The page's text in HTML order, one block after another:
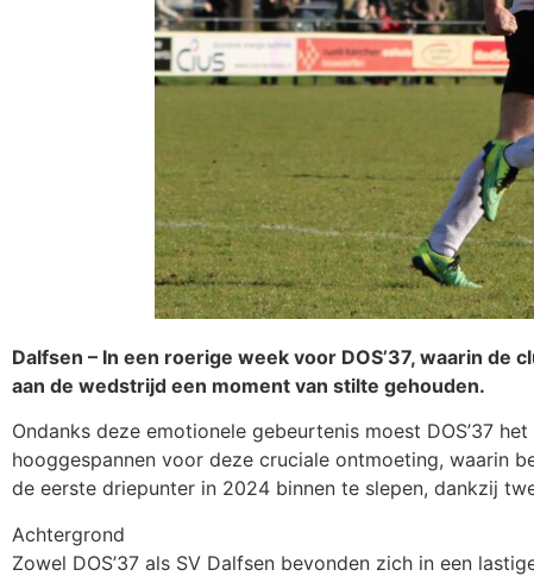
Dalfsen – In een roerige week voor DOS’37, waarin
aan de wedstrijd een moment van stilte gehouden.
Ondanks deze emotionele gebeurtenis moest DOS’37
hooggespannen voor deze cruciale ontmoeting, waarin
de eerste driepunter in 2024 binnen te slepen, dankzij
Achtergrond
Zowel DOS’37 als SV Dalfsen bevonden zich in een